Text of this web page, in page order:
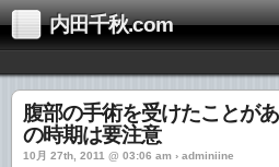
内田千秋.com
腹部の手術を受けたことが
の時期は要注意
10月 27th, 2011 @ 03:06 am › adminiine